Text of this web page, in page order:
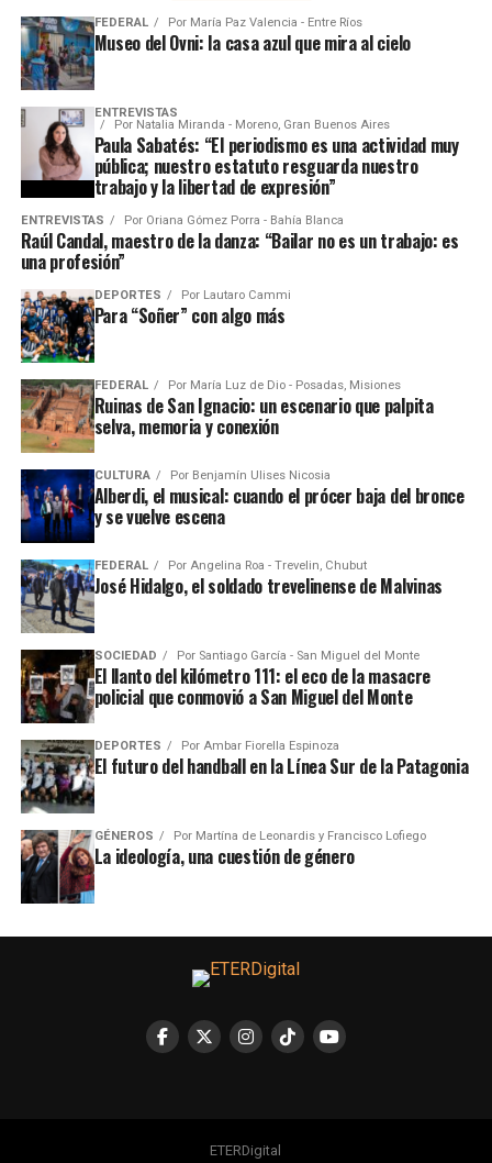
FEDERAL Por María Paz Valencia - Entre Ríos
Museo del Ovni: la casa azul que mira al cielo
ENTREVISTAS
Por Natalia Miranda - Moreno, Gran Buenos Aires
Paula Sabatés: “El periodismo es una actividad muy
pública; nuestro estatuto resguarda nuestro
trabajo y la libertad de expresión”
ENTREVISTAS Por Oriana Gómez Porra - Bahía Blanca
Raúl Candal, maestro de la danza: “Bailar no es un trabajo: es
una profesión”
DEPORTES Por Lautaro Cammi
Para “Soñer” con algo más
FEDERAL Por María Luz de Dio - Posadas, Misiones
Ruinas de San Ignacio: un escenario que palpita
selva, memoria y conexión
CULTURA Por Benjamín Ulises Nicosia
Alberdi, el musical: cuando el prócer baja del bronce
y se vuelve escena
FEDERAL Por Angelina Roa - Trevelin, Chubut
José Hidalgo, el soldado trevelinense de Malvinas
SOCIEDAD Por Santiago García - San Miguel del Monte
El llanto del kilómetro 111: el eco de la masacre
policial que conmovió a San Miguel del Monte
DEPORTES Por Ambar Fiorella Espinoza
El futuro del handball en la Línea Sur de la Patagonia
GÉNEROS Por Martína de Leonardis y Francisco Lofiego
La ideología, una cuestión de género
ETERDigital